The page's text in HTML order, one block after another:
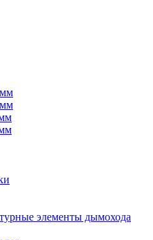
элементы дымохода